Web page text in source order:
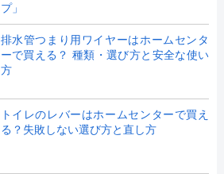
プ」
排水管つまり用ワイヤーはホームセンタ
ーで買える？ 種類・選び方と安全な使い
方
トイレのレバーはホームセンターで買え
る？失敗しない選び方と直し方